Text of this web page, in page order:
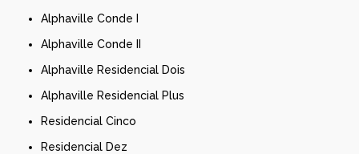
Alphaville Conde I
Alphaville Conde II
Alphaville Residencial Dois
Alphaville Residencial Plus
Residencial Cinco
Residencial Dez